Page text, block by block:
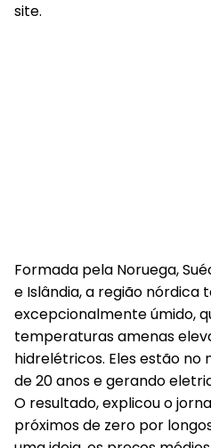
site.
Formada pela Noruega,
e Islândia, a região nórdica
excepcionalmente úmido,
temperaturas amenas
hidrelétricos. Eles estão no
de 20 anos e gerando
O resultado, explicou o
próximos de zero por